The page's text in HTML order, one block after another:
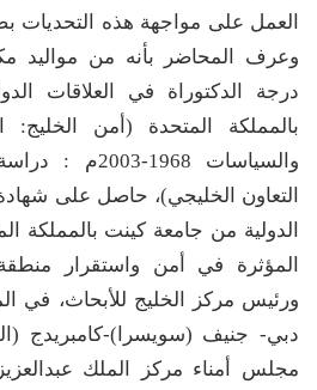
العمل على مواجهة هذه التحديات
وعرف المحاضر بأنه من مواليد
درجة الدكتوراة في العلاقات
بالمملكة المتحدة (أمن الخليج:
والسياسات
التعاون الخليجي)، حاصل على
الدولية من جامعة كينت بالمملكة
المؤثرة في أمن واستقرار
ورئيس مركز الخليج للأبحاث، في
دبي- جنيف (سويسرا)-كامبريدج
مجلس أمناء مركز الملك